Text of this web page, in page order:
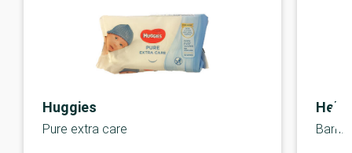
Huggies
Pure extra care